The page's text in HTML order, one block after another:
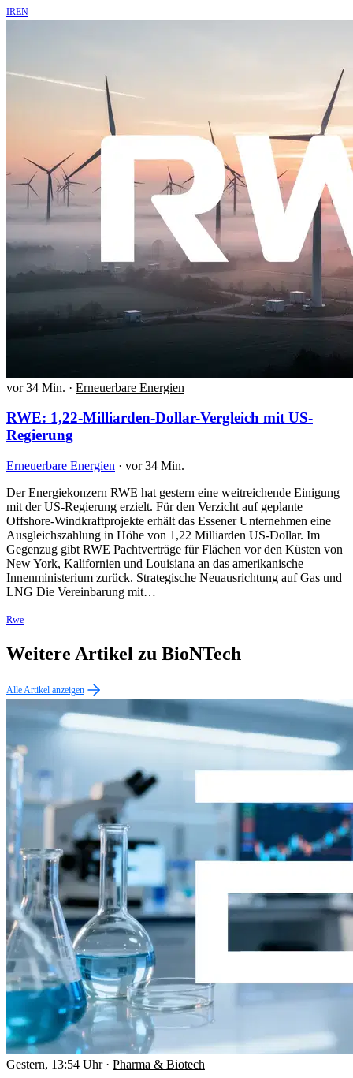
IREN
vor 34 Min. · Erneuerbare Energien
RWE: 1,22-Milliarden-Dollar-Vergleich mit US-
Regierung
Erneuerbare Energien · vor 34 Min.
Der Energiekonzern RWE hat gestern eine weitreichende Einigung
mit der US-Regierung erzielt. Für den Verzicht auf geplante
Offshore-Windkraftprojekte erhält das Essener Unternehmen eine
Ausgleichszahlung in Höhe von 1,22 Milliarden US-Dollar. Im
Gegenzug gibt RWE Pachtverträge für Flächen vor den Küsten von
New York, Kalifornien und Louisiana an das amerikanische
Innenministerium zurück. Strategische Neuausrichtung auf Gas und
LNG Die Vereinbarung mit…
Rwe
Weitere Artikel zu BioNTech
Alle Artikel anzeigen
Gestern, 13:54 Uhr · Pharma & Biotech